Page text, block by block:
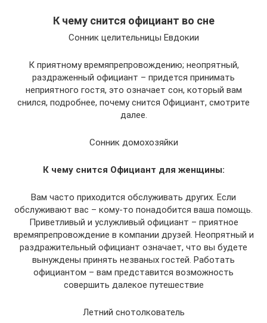
К чему снится официант во сне
Сонник целительницы Евдокии
К приятному времяпрепровождению; неопрятный,
раздраженный официант – придется принимать
неприятного гостя, это означает сон, который вам
снился, подробнее, почему снится Официант, смотрите
далее.
Сонник домохозяйки
К чему снится Официант для женщины:
Вам часто приходится обслуживать других. Если
обслуживают вас – кому-то понадобится ваша помощь.
Приветливый и услужливый официант – приятное
времяпрепровождение в компании друзей. Неопрятный и
раздражительный официант означает, что вы будете
вынуждены принять незваных гостей. Работать
официантом – вам представится возможность
совершить далекое путешествие
Летний снотолкователь